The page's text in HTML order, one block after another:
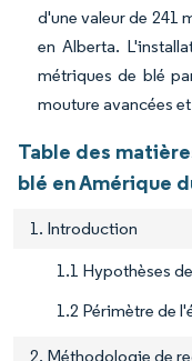
d'une valeur de 241
en Alberta.
métriques de blé
mouture avancées
Table des
blé en Amérique
1. Introduction
1.1 Hypothèses
1.2 Périmètre de
2. Méthodologie de